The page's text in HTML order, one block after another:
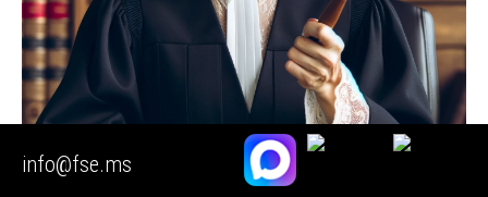
info@fse.ms